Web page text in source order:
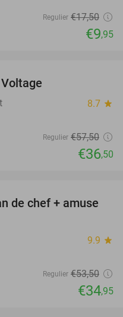
Regulier €17,50
€9,95
8.7 star
Regulier €57,50
€36,50
35%
de chef + amuse
9.9 star
Regulier €53,50
€34,95